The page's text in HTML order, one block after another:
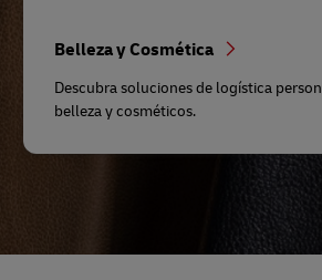
Belleza y Cosmética
Descubra soluciones de logística
belleza y cosméticos.